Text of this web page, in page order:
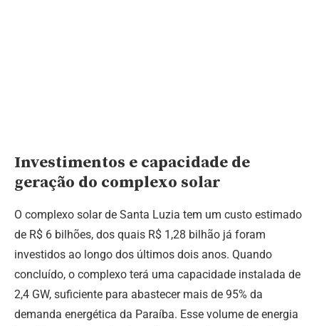
Investimentos e capacidade de
geração do complexo solar
O complexo solar de Santa Luzia tem um custo estimado
de R$ 6 bilhões, dos quais R$ 1,28 bilhão já foram
investidos ao longo dos últimos dois anos. Quando
concluído, o complexo terá uma capacidade instalada de
2,4 GW, suficiente para abastecer mais de 95% da
demanda energética da Paraíba. Esse volume de energia